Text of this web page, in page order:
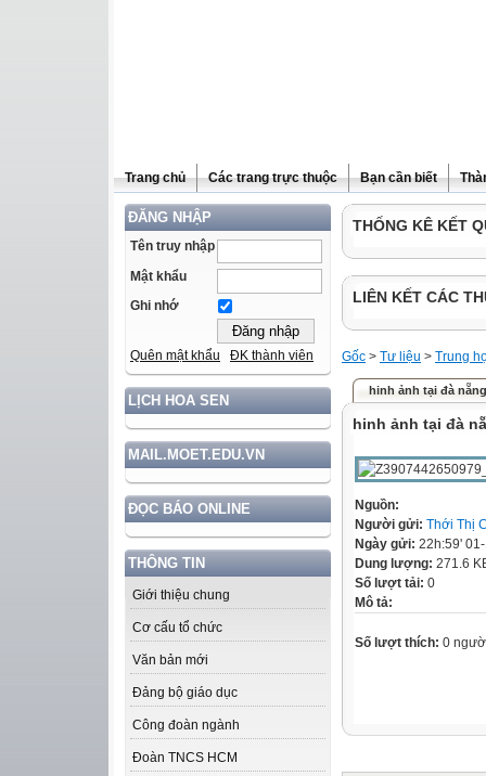
Trang chủ Các trang trực thuộc Bạn cần biết
ĐĂNG NHẬP
Tên truy nhập
Mật khẩu
Ghi nhớ
Quên mật khẩu ĐK thành viên
LỊCH HOA SEN
MAIL.MOET.EDU.VN
ĐỌC BÁO ONLINE
THÔNG TIN
Giới thiệu chung
Cơ cấu tổ chức
Văn bản mới
Đảng bộ giáo dục
Công đoàn ngành
Đoàn TNCS HCM
THỐNG KÊ KẾT
LIÊN KẾT CÁC
Gốc > Tư liệu > Trung
hinh ảnh tại đà nẵng
hinh ảnh tại đà
Nguồn:
Người gửi: Thới Thị
Ngày gửi: 22h:59'
Dung lượng: 271.6
Số lượt tải: 0
Mô tả:
Số lượt thích: 0